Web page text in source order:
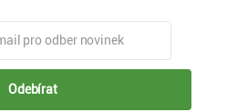
Odebírat